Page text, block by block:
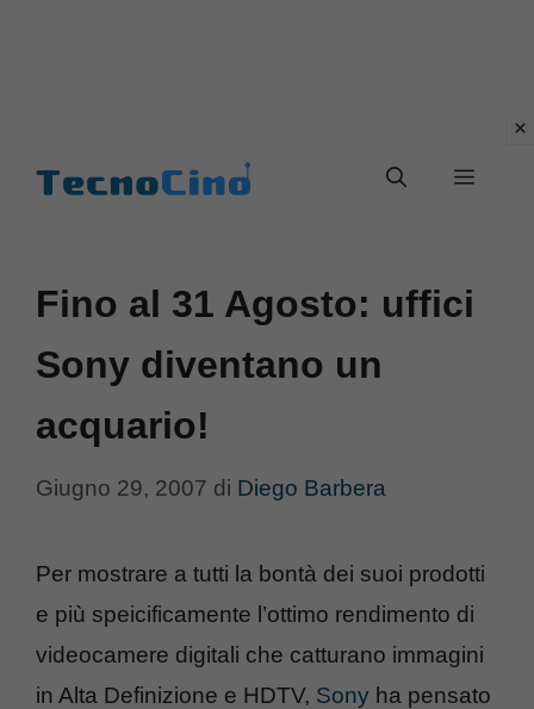
Menu
Fino al 31 Agosto: uffici
Sony diventano un
acquario!
Giugno 29, 2007 di Diego Barbera
Per mostrare a tutti la bontà dei suoi prodotti
e più speicificamente l’ottimo rendimento di
videocamere digitali che catturano immagini
in Alta Definizione e HDTV, Sony ha pensato